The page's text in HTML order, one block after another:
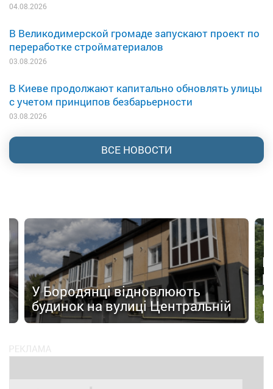
04.08.2026
В Великодимерской громаде запускают проект по
переработке стройматериалов
03.08.2026
В Киеве продолжают капитально обновлять улицы
с учетом принципов безбарьерности
03.08.2026
ВСЕ НОВОСТИ
У Бородянці відновлюють
будинок на вулиці Центральній